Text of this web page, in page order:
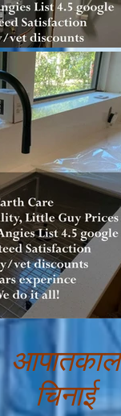
आपातकाल
चिनाई